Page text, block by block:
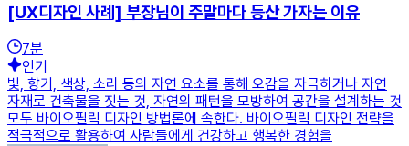
[UX디자인 사례] 부장님이 주말마다 등산 가자는 이유
7분
인기
빛, 향기, 색상, 소리 등의 자연 요소를 통해 오감을 자극하거나 자연
자재로 건축물을 짓는 것, 자연의 패턴을 모방하여 공간을 설계하는 것
모두 바이오필릭 디자인 방법론에 속한다. 바이오필릭 디자인 전략을
적극적으로 활용하여 사람들에게 건강하고 행복한 경험을